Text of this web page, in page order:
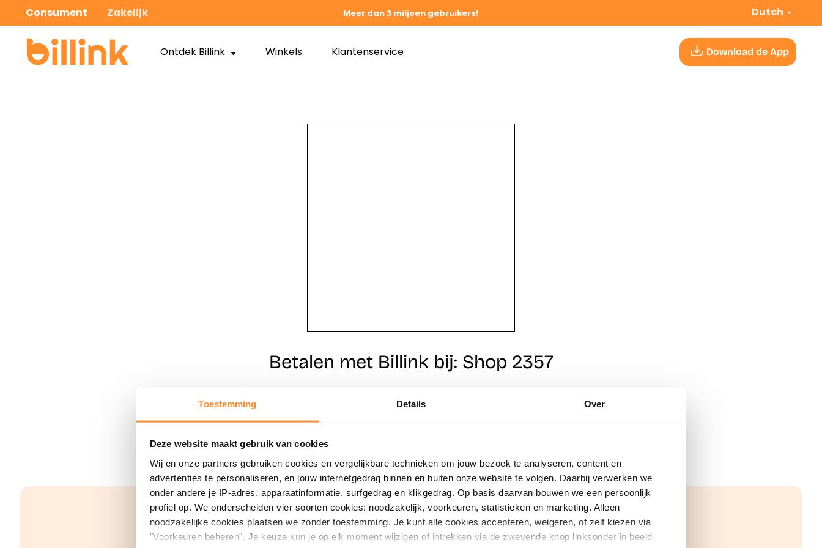
Toestemming Details Over
Deze website maakt gebruik van cookies
Wij en onze partners gebruiken cookies en vergelijkbare technieken om jouw bezoek te analyseren, content en
advertenties te personaliseren, en jouw internetgedrag binnen en buiten onze website te volgen. Daarbij verwerken we
onder andere je IP-adres, apparaatinformatie, surfgedrag en klikgedrag. Op basis daarvan bouwen we een persoonlijk
profiel op. We onderscheiden vier soorten cookies: noodzakelijk, voorkeuren, statistieken en marketing. Alleen
noodzakelijke cookies plaatsen we zonder toestemming. Je kunt alle cookies accepteren, weigeren, of zelf kiezen via
"Voorkeuren beheren". Je keuze kun je op elk moment wijzigen of intrekken via de zwevende knop linksonder in beeld.
Consument Zakelijk Meer dan 3 miljoen gebruikers! Dutch
Ontdek Billink Winkels Klantenservice Download de App
Betalen met Billink bij: Shop 2357